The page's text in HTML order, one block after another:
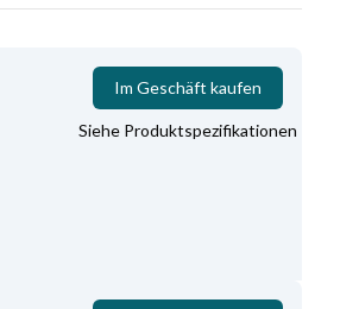
Im Geschäft kaufen
Siehe Produktspezifikationen